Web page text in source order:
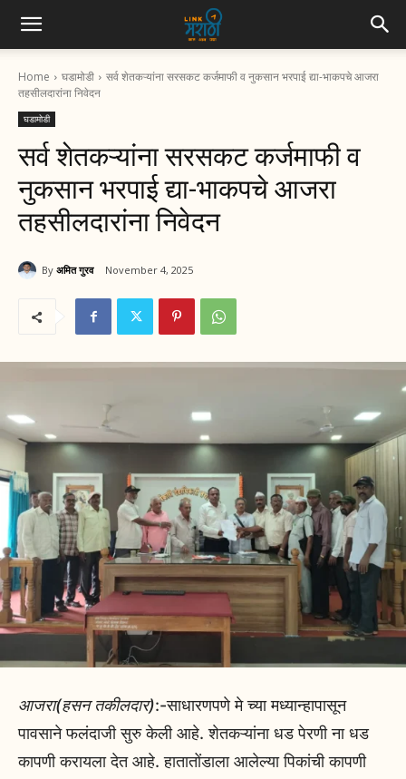
Home घडामोडी
सर्व शेतकऱ्यांना सरसकट कर्जमाफी व नुकसान भरपाई द्या-भाकपचे आजरा
तहसीलदारांना निवेदन
घडामोडी
सर्व शेतकऱ्यांना सरसकट कर्जमाफी व
नुकसान भरपाई द्या-भाकपचे आजरा
तहसीलदारांना निवेदन
By अमित गुरव November 4, 2025
आजरा(हसन तकीलदार):-साधारणपणे मे च्या मध्यान्हापासून
पावसाने फलंदाजी सुरु केली आहे. शेतकऱ्यांना धड पेरणी ना धड
कापणी करायला देत आहे. हातातोंडाला आलेल्या पिकांची कापणी